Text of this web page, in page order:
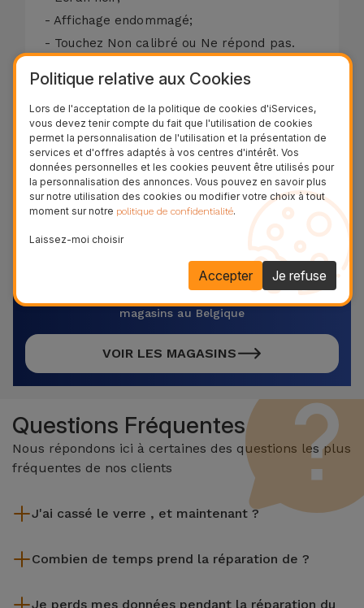
- Affichage endommagé;
- Touchez Non calibré ou Ne répond pas.
en seulement 20 minutes. La garantie de
remplacement de la vitre du BQ Aquaris 4.5
est de deux ans sur les fonctions tactiles et
LCD.
69,95 € - TVA incluse.
Réparez votre équipement
maintenant !
Découvrez et venez dans l’un de nos plus de 28
magasins au Belgique
VOIR LES MAGASINS
Questions Fréquentes
Nous répondons ici à certaines des questions les plus
fréquentes de nos clients
J'ai cassé le verre , et maintenant ?
de 2 ans. Trouvez le magasin le plus proche.
Combien de temps prend la réparation de ?
l'écran, sont effectuées en environ 20 à 30 minutes.
Je perds mes données pendant la réparation du
Politique relative aux Cookies
Lors de l'acceptation de la politique de cookies d'iServices,
vous devez tenir compte du fait que l'utilisation de cookies
permet la personnalisation de l'utilisation et la présentation de
services et d'offres adaptés à vos centres d'intérêt. Vos
données personnelles et les cookies peuvent être utilisés pour
la personnalisation des annonces. Vous pouvez en savoir plus
sur notre utilisation des cookies ou modifier votre choix à tout
moment sur notre politique de confidentialité.
Laissez-moi choisir
Je refuse
Accepter